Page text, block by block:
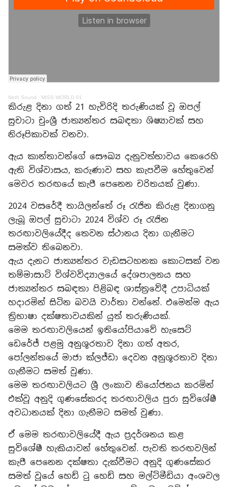
Neth Sound · MISS WORLD 01
කිරුළ දිනා ගත් 21 හැවිරිදි තරුණියක් වූ ඔපල්
සුචාටා චුංශ්‍රී ජාත්‍යන්තර සබඳතා ශිෂ්‍යාවක් සහ
නිරූපිකාවක් වනවා.
ඇය කාන්තාවන්ගේ සෞඛ්‍ය දැනුවත්භාවය කෙරෙහි
ඇති විශ්වාසය, කරුණාව සහ කැපවීම හේතුවෙන්
මෙවර තරඟයේ කැපී පෙනෙන චරිතයක් වුණා.
2024 වසරේදී තායිලන්තේ රූ රැජින කිරුළ දිනාගනු
ලැබූ ඔපල් සුචාටා 2024 විශ්ව රූ රැජින
තරඟාවලියේදීද තෙවන ස්ථානය දිනා ගැනීමට
සමත්ව තිබෙනවා.
ඇය දැනට ජාත්‍යන්තර වැඩසටහනක කොටසක් වන
තම්මාසාට් විශ්වවිද්‍යාලයේ දේශපාලනය සහ
ජාත්‍යන්තර සබඳතා පිළිබඳ ශාස්ත්‍රවේදී උපාධියක්
හදාරමින් සිටින බවයි වාර්තා වන්නේ. එමෙන්ම ඇය
ත්‍රිභාෂා දක්ෂතාවයකින් යුත් තරුණියක්.
මෙම තරඟාවලියෙන් ඉතියෝපියාවේ හැසෙට්
ඩෙරේජ් පළමු අනුශූරතාව දිනා ගත් අතර,
පෝලන්තයේ මාජා ක්ලජ්ඩා දෙවන අනුශූරතාව දිනා
ගැනීමට සමත් වුණා.
මෙම තරඟාවලියට ශ්‍රී ලංකාව නියෝජනය කරමින්
එක්වූ අනුදි ගුණසේකරද තරඟාවලිය පුරා සුවිශේෂී
අවධානයක් දිනා ගැනීමට සමත් වුණා.
ඒ මෙම තරඟාවලියේදී ඇය ප්‍රදර්ශනය කළ
සුවිශේෂී හැකියාවන් හේතුවෙන්. පැවති තරඟවලින්
කැපී පෙනෙන දක්ෂතා දැක්වීමට අනුදි ගුණසේකර
සමත් වූයේ හෙඩ් ටු හෙඩ් සහ මල්ටිමීඩියා අංශවල